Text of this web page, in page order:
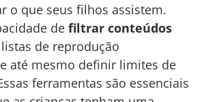
o que seus filhos assistem.
de filtrar conteúdos
de reprodução
até mesmo definir limites de
ferramentas são essenciais